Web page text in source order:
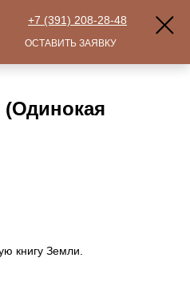
(Одинокая
книгу Земли.
+7 (391) 208-28-48
ОСТАВИТЬ ЗАЯВКУ